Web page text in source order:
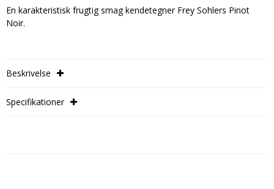
En karakteristisk frugtig smag kendetegner Frey Sohlers Pinot
Noir.
Beskrivelse 
Specifikationer 